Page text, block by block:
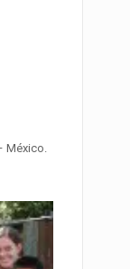
México.